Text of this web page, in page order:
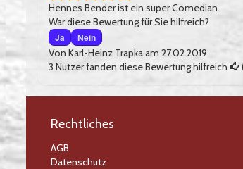
Hennes Bender ist ein super Comedian.
War diese Bewertung für Sie hilfreich?
Ja
Nein
Von Karl-Heinz Trapkaam 27.02.2019
3 Nutzer fanden diese Bewertung hilfreich
Rechtliches
AGB
Datenschutz